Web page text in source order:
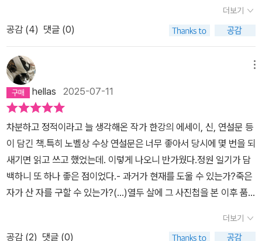
린, 총을 든 사람들의 행렬- P51더 살아낸 뒤 죽기 전의 순간 이런 생
각을 할 수 있을까? 나는 인생을 꽉 껴안아 보았어. (글쓰기로) 사람
기로) 햇빛을 오래 바라봤어.- P166학살에서 살아남은 부모를 둔 친
구의 집에서 하루를 보낸다.- P49구덩이 안쪽을 느끼려고 책상 아래
모로 누워 있지 않아도 된다. 검색창에 ‘학살‘이란 단어를 넣지 않아도
된다... 울지 않아도 된다. - P40
줄이자(라고 맨날 말만 하면서 오늘 벌써 두 잔째의 커피를 마신 나.
반성한다...).루틴 이야기가 (나에게) 워낙 인상적이라서 루틴 이야기
를 길게 썼지만 루틴 이야기만 있는 건 아니고, 2024 노벨문학상 수
상 강연문과 미발표 시, 산문, 정원 일기 등도 실려 있다. 각각 다른 시
기에 다른 목적으로 쓴 다른 형태의 글(들)인데, 책 전체로 보면 이사
를 앞두고 그동안 자신이 쓴 시들을 모아서 손수 시집을 엮을 정도로
글쓰기를 좋아했던 아홉 살 여자아이가 그 후에도 열심히 소설과 시,
산문을 써서 마흔 여덟 살에 처음으로 자기 명의의 집을 사고, 그 집에
딸린 작은 정원을 기쁜 마음으로 가꾸는 '전개'가 소설처럼도 읽히고
영화처럼도 보인다. 아름답다.
건 없으리라 절망하기 쉬운 엉망진창의 세계 속에서 거울을 가지고
빛을 모으는 사람들이 있다. 눈 앞의 거대한 벽에 가로막혀 포기하려
울로 빛을 포집하는 직업을 소설가라는 이름으로 부르면 좋겠다. 그
빛을 먹고 우리가 열심히 자라날 수 있었으니까. 작가님의 글을 읽으
며 오늘도 살아냈다. 더 살아낸 뒤죽기 전의 순간 이런 생각을 할 수
있을까?나는 인생을 꽉 껴안아보았어.(글쓰기로.)사람들을 만났어.
아주 깊게. 진하게.(글쓰기로.)충분히 살아냈어.(글쓰기로.)햇빛.햇빛
을 오래 바라봤어.-- 더 살아낸 뒤, 한강
함과 읊조리는 듯한 농밀한 텍스트들은 소설이 아닌 산문에서도 여전
했다. 한강 작가 특유의 문체를 맛보는 것만 해도 즐거운 독서였다. 그
러나 내가 주의 깊게 읽었던 부분은 수상 강연문이었다. 작가가 직접
말해주는 여러 작품들 (‘채식주의자’부터 ‘작별하지 않는다’까지)의
해제랄까, 탄생 배경이랄까, 작품 이면에 깃든 질문들이랄까 하는 내
밀한 이야기들이 적혀 있었기 때문이다. 세 번째 장편소설이었던 ‘채
식주의자‘부터 그녀는 몇 개의 고통스러운 질문들 안에서 머물게 되
었다고 한다. 한 인간이 완전하게 결백한 존재가 되는 것은 가능한
가? 우리는 얼마나 깊게 폭력을 거부할 수 있는가? 그걸 위해 더 이상
인간이라는 종에 속하기를 거부하는 이에게 어떤 일이 일어나는가?
여전히 이 소설은 답을 내리지 못한 채 질문의 상태에 놓여 있다. 네
번째 장편소설 ‘바람이 분다, 가라’는 이 질문들에서 더 나아갔다고 한
다. 죽음과 폭력으로부터 온 힘을 다해 기어 나오는 주인공의 모습을
쓰면서 다음과 같은 질문을 했다고 한다. 마침내 우리는 살아남아야
더보기
공감 (4) 댓글 (0)
hellas 2025-07-11
차분하고 정적이라고 늘 생각해온 작가 한강의 에세이, 신, 연설문 등
이 담긴 책.특히 노벨상 수상 연설문은 너무 좋아서 당시에 몇 번을 되
새기면 읽고 쓰고 했었는데. 이렇게 나오니 반가웠다.정원 일기가 담
백하니 또 하나 좋은 점이었다.- 과거가 현재를 도울 수 있는가?죽은
자가 산 자를 구할 수 있는가?(...)열두 살에 그 사진첩을 본 이후 품
더보기
공감 (2) 댓글 (0)